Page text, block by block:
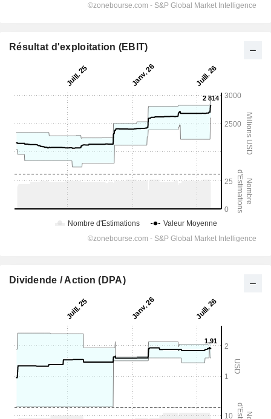
Résultat d'exploitation (EBIT)
Dividende / Action (DPA)